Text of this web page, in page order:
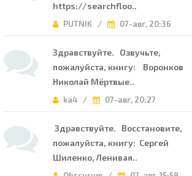
https://searchfloo..
PUTNIK / 07-авг, 20:36
Здравствуйте. Озвучьте,
пожалуйста, книгу: Воронков
Николай Мёртвые..
ka4 / 07-авг, 20:27
Здравствуйте. Восстановите,
пожалуйста, книгу: Сергей
Шиленко, Ленивая..